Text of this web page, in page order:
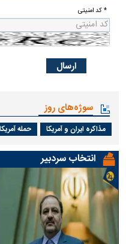
* کد امنیتی
سوژه‌های روز
مذاکره ایران و آمریکا حمله
انتخاب سردبیر